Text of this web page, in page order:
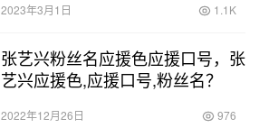
2023年3月1日 1.1K
张艺兴粉丝名应援色应援口号，张
艺兴应援色,应援口号,粉丝名？
2022年12月26日 976